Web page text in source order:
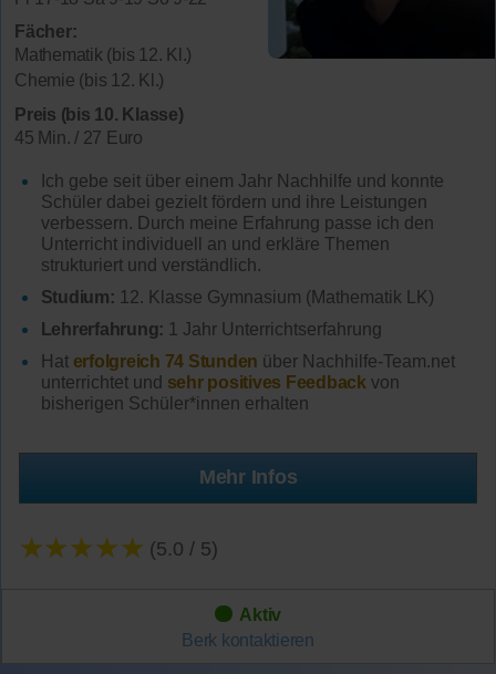
Fächer:
Mathematik (bis 12. Kl.)
Chemie (bis 12. Kl.)
Preis (bis 10. Klasse)
45 Min. / 27 Euro
Ich gebe seit über einem Jahr Nachhilfe und konnte
Schüler dabei gezielt fördern und ihre Leistungen
verbessern. Durch meine Erfahrung passe ich den
Unterricht individuell an und erkläre Themen
strukturiert und verständlich.
Studium: 12. Klasse Gymnasium (Mathematik LK)
Lehrerfahrung: 1 Jahr Unterrichtserfahrung
Hat erfolgreich 74 Stunden über Nachhilfe-Team.net
unterrichtet und sehr positives Feedback von
bisherigen Schüler*innen erhalten
Mehr Infos
★★★★★ (5.0 / 5)
Aktiv
Berk kontaktieren